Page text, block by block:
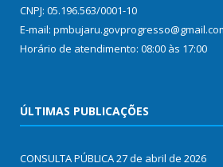
CNPJ: 05.196.563/0001-10
E-mail:
Horário de atendimento: 08:00 às 17:00
ÚLTIMAS PUBLICAÇÕES
CONSULTA PÚBLICA27 de abril de 2026